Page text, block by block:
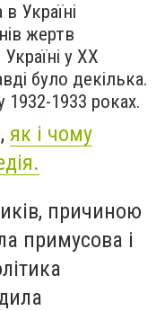
Україні
жертв
у XX
було декілька.
1933 роках.
як і чому
причиною
примусова і